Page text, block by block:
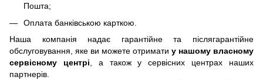
Пошта;
Оплата банківською карткою.
Наша компанія надає гарантійне та післягарантійне
обслуговування, яке ви можете отримати у нашому власному
сервісному центрі , а також у сервісних центрах наших
партнерів.